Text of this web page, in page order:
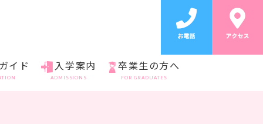
イド 入学案内
ADMISSIONS
卒業生の方へ
FOR GRADUATES